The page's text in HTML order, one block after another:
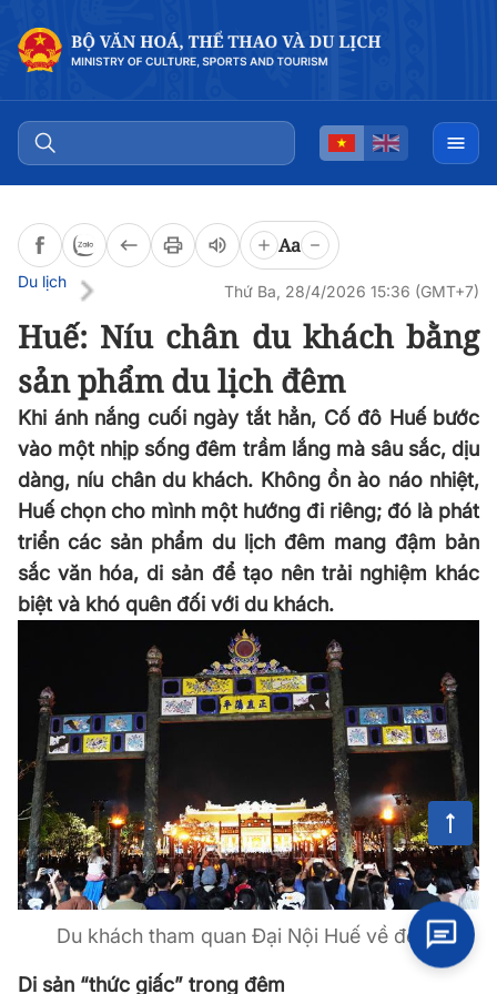
Aa
Du lịch
Thứ Ba, 28/4/2026 15:36 (GMT+7)
Huế: Níu chân du khách bằng
sản phẩm du lịch đêm
Khi ánh nắng cuối ngày tắt hẳn, Cố đô Huế bước
vào một nhịp sống đêm trầm lắng mà sâu sắc, dịu
dàng, níu chân du khách. Không ồn ào náo nhiệt,
Huế chọn cho mình một hướng đi riêng; đó là phát
triển các sản phẩm du lịch đêm mang đậm bản
sắc văn hóa, di sản để tạo nên trải nghiệm khác
biệt và khó quên đối với du khách.
Du khách tham quan Đại Nội Huế về đêm.
Di sản “thức giấc” trong đêm
Đọc bài